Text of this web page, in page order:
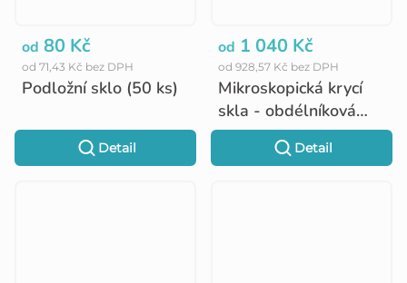
Podložní sklo (50 ks)
od 71,43 Kč bez DPH
od 80 Kč
Detail
Mikroskopická krycí
skla - obdélníková
(10 x 100 ks)
od 928,57 Kč bez DPH
od 1 040 Kč
Detail